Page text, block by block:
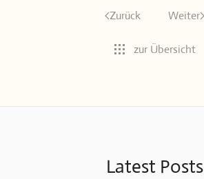
Zurück Weiter
zur Übersicht
Latest Posts